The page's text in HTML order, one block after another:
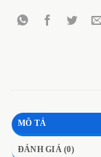
MÔ TẢ
ĐÁNH GIÁ (0)